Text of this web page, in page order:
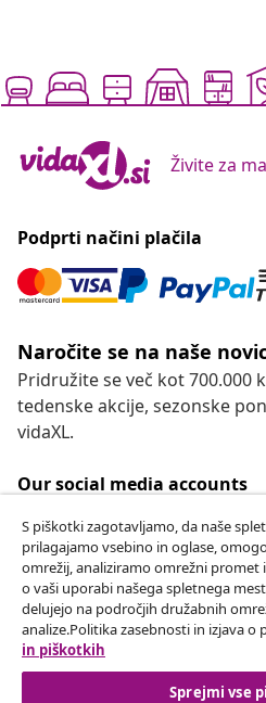
Živite za
Podprti načini plačila
Naročite se na naše
Pridružite se več kot 700.000
tedenske akcije, sezonske
vidaXL.
Our social media accounts
Odstop od pogodbe
Oddaj zahtevek za odstop od
Odstop od
S piškotki zagotavljamo, da naše
prilagajamo vsebino in oglase,
omrežij, analiziramo omrežni promet
o vaši uporabi našega spletnega
delujejo na področjih družabnih
analize.Politika zasebnosti in izjava o
in piškotkih
Sprejmi vse